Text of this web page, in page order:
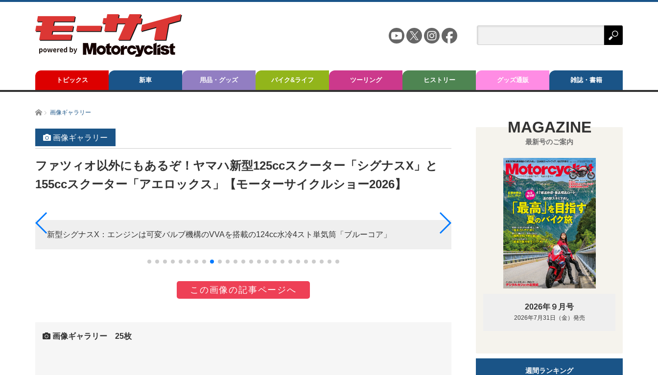
トピックス 新車 用品・グッズ バイク&ライフ ツーリング ヒストリー グッズ通販 雑誌・書籍
ホーム画像ギャラリー
画像ギャラリー
ファツィオ以外にもあるぞ！ヤマハ新型125ccスクーター「シグナスX」と
155ccスクーター「アエロックス」【モーターサイクルショー2026】
新型シグナスX：エンジンは可変バルブ機構のVVAを搭載の124cc水冷4スト単気筒「ブルーコア」
新型シグナスX：シート下スペースはフルフェイスヘ
られそうな余裕があった
この画像の記事ページへ
画像ギャラリー 25枚
MAGAZINE
最新号のご案内
2026年９月号
2026年7月31日（金）発売
週間ランキング